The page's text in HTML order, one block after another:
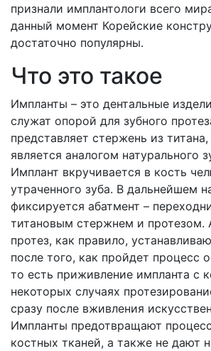
признали имплантологи всего
данный момент Корейские
достаточно популярны.
Что это такое
Импланты – это дентальные
служат опорой для зубного
представляет стержень из
является аналогом натурального
Имплант вкручивается в кость
утраченного зуба. В дальнейшем
фиксируется абатмент –
титановым стержнем и протезом.
протез, как правило,
после того, как пройдет процесс
то есть приживление импланта с
некоторых случаях
сразу после вживления
Импланты предотвращают
костных тканей, а также не дают